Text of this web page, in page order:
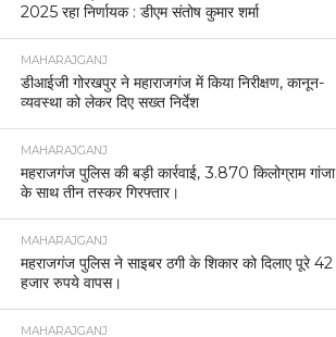
2025 रहा निर्णायक : डीएम संतोष कुमार शर्मा
MAHARAJGANJ
डीआईजी गोरखपुर ने महाराजगंज में किया निरीक्षण, कानून-
व्यवस्था को लेकर दिए सख्त निर्देश
MAHARAJGANJ
महराजगंज पुलिस की बड़ी कार्रवाई, 3.870 किलोग्राम गांजा
के साथ तीन तस्कर गिरफ्तार।
MAHARAJGANJ
महराजगंज पुलिस ने साइबर ठगी के शिकार को दिलाए पूरे 42
हजार रुपये वापस।
MAHARAJGANJ